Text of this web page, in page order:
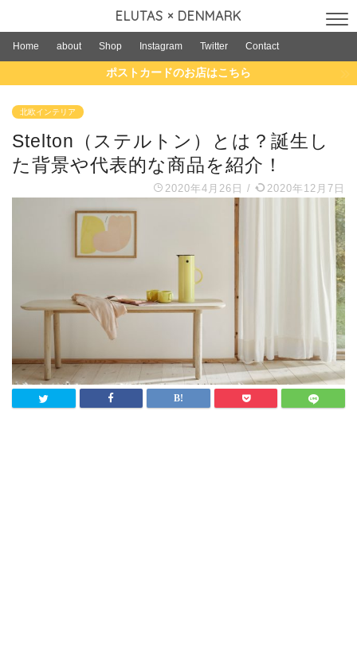
ELUTAS × DENMARK
Home about Shop Instagram Twitter Contact
ポストカードのお店はこちら
北欧インテリア
Stelton（ステルトン）とは？誕生し
た背景や代表的な商品を紹介！
2020年4月26日 / 2020年12月7日